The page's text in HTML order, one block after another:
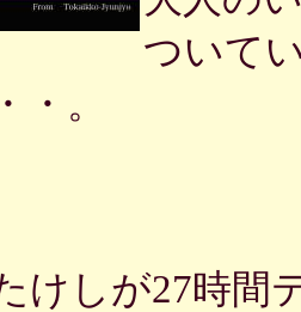
ついて
・。
けしが27時間